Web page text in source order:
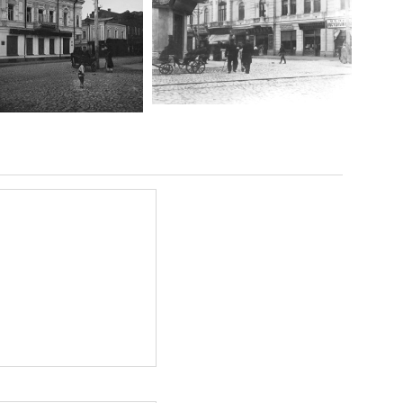
1905
Фото
Житомира
comment
ЖИТОМИР
МИХАЙЛІВСЬКА 1903
РОКУ
Фото
Житомира